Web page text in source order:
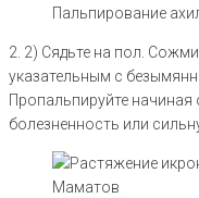
Пальпирование
2. 2) Сядьте на пол.
указательным с
Пропальпируйте начиная
болезненность или